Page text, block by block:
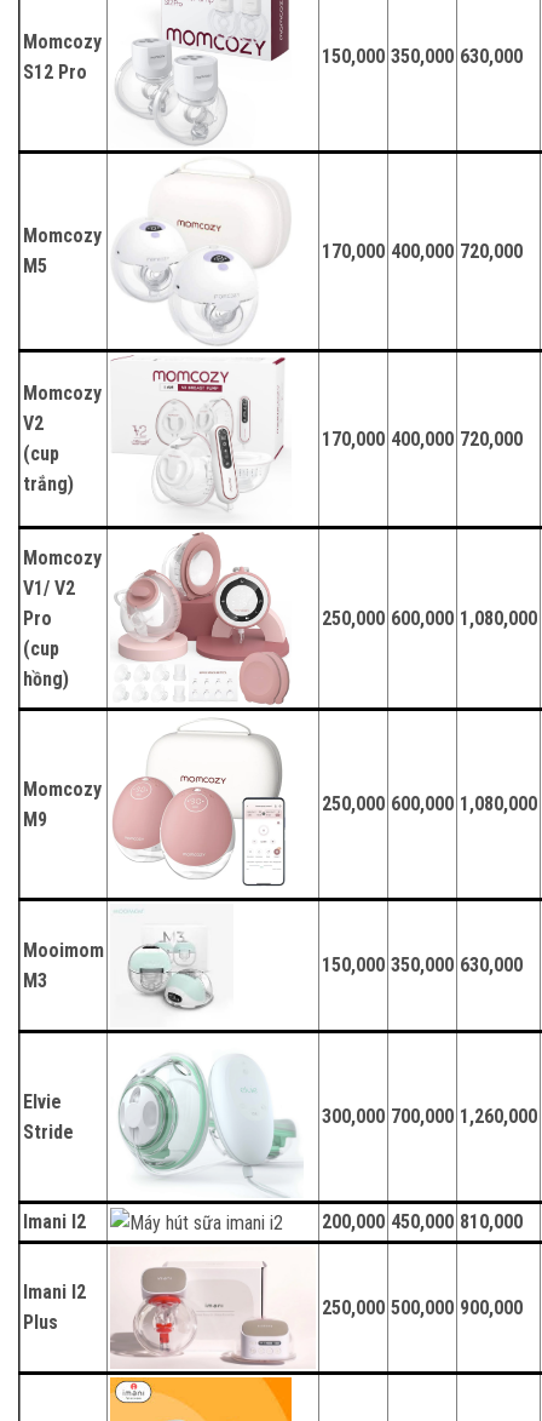
Momcozy
S12 Pro
150,000 350,000 630,000
Momcozy
M5
170,000 400,000 720,000
Momcozy
V2
(cup
trắng)
170,000 400,000 720,000
Momcozy
V1/ V2
Pro
(cup
hồng)
250,000 600,000 1,080,000
Momcozy
M9
250,000 600,000 1,080,000
Mooimom
M3
150,000 350,000 630,000
Elvie
Stride
300,000 700,000 1,260,000
Imani I2 200,000 450,000 810,000
Imani I2
Plus
250,000 500,000 900,000